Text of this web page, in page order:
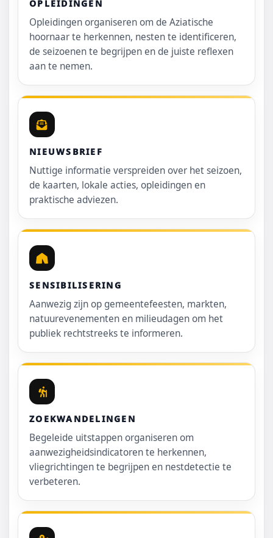
OPLEIDINGEN
Opleidingen organiseren om de Aziatische
hoornaar te herkennen, nesten te identificeren,
de seizoenen te begrijpen en de juiste reflexen
aan te nemen.
NIEUWSBRIEF
Nuttige informatie verspreiden over het seizoen,
de kaarten, lokale acties, opleidingen en
praktische adviezen.
SENSIBILISERING
Aanwezig zijn op gemeentefeesten, markten,
natuurevenementen en milieudagen om het
publiek rechtstreeks te informeren.
ZOEKWANDELINGEN
Begeleide uitstappen organiseren om
aanwezigheidsindicatoren te herkennen,
vliegrichtingen te begrijpen en nestdetectie te
verbeteren.